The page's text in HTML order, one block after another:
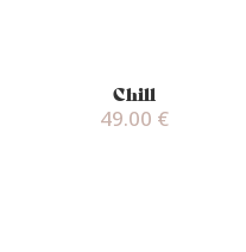
Chill
49.00 €